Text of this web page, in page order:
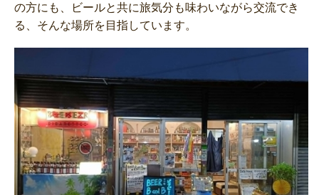
の方にも、ビールと共に旅気分も味わいながら交流でき
る、そんな場所を目指しています。